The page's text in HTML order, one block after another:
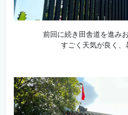
前回に続き田舎道を進み
すごく天気が良く、